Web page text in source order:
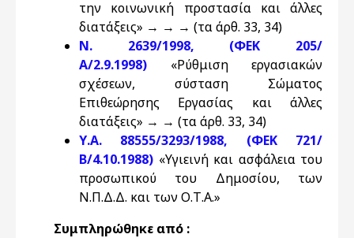
την κοινωνική προστασία και άλλες
διατάξεις» → → → (τα άρθ. 33, 34)
Ν. 2639/1998, (ΦΕΚ 205/
Α/2.9.1998) «Ρύθμιση εργασιακών
σχέσεων, σύσταση Σώματος
Επιθεώρησης Εργασίας και άλλες
διατάξεις» → → (τα άρθ. 33, 34)
Υ.Α. 88555/3293/1988, (ΦΕΚ 721/
Β/4.10.1988) «Υγιεινή και ασφάλεια του
προσωπικού του Δημοσίου, των
Ν.Π.Δ.Δ. και των Ο.Τ.Α.»
Συμπληρώθηκε από :